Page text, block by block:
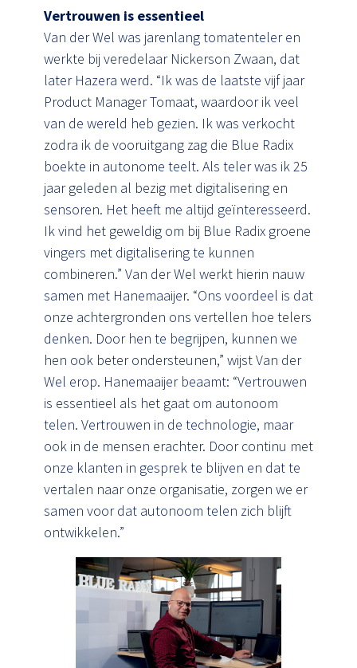
Vertrouwen is essentieel
Van der Wel was jarenlang tomatenteler en
werkte bij veredelaar Nickerson Zwaan, dat
later Hazera werd. “Ik was de laatste vijf jaar
Product Manager Tomaat, waardoor ik veel
van de wereld heb gezien. Ik was verkocht
zodra ik de vooruitgang zag die Blue Radix
boekte in autonome teelt. Als teler was ik 25
jaar geleden al bezig met digitalisering en
sensoren. Het heeft me altijd geïnteresseerd.
Ik vind het geweldig om bij Blue Radix groene
vingers met digitalisering te kunnen
combineren.” Van der Wel werkt hierin nauw
samen met Hanemaaijer. “Ons voordeel is dat
onze achtergronden ons vertellen hoe telers
denken. Door hen te begrijpen, kunnen we
hen ook beter ondersteunen,” wijst Van der
Wel erop. Hanemaaijer beaamt: “Vertrouwen
is essentieel als het gaat om autonoom
telen. Vertrouwen in de technologie, maar
ook in de mensen erachter. Door continu met
onze klanten in gesprek te blijven en dat te
vertalen naar onze organisatie, zorgen we er
samen voor dat autonoom telen zich blijft
ontwikkelen.”